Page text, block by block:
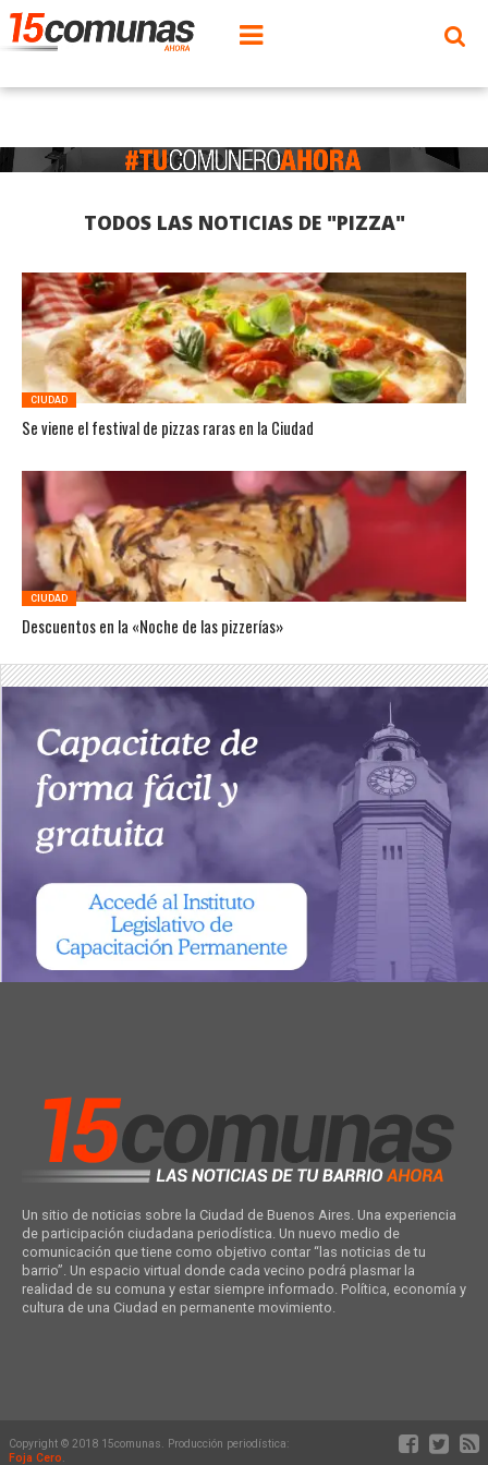
TODOS LAS NOTICIAS DE "PIZZA"
CIUDAD
Se viene el festival de pizzas raras en la Ciudad
CIUDAD
Descuentos en la «Noche de las pizzerías»
Un sitio de noticias sobre la Ciudad de Buenos Aires. Una experiencia
de participación ciudadana periodística. Un nuevo medio de
comunicación que tiene como objetivo contar “las noticias de tu
barrio”. Un espacio virtual donde cada vecino podrá plasmar la
realidad de su comuna y estar siempre informado. Política, economía y
cultura de una Ciudad en permanente movimiento.
Copyright © 2018 15comunas. Producción periodística:
Foja Cero